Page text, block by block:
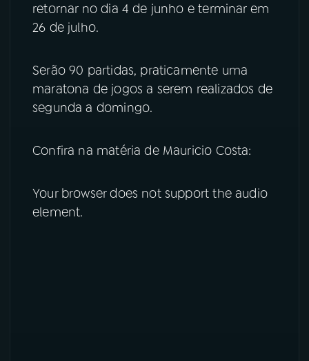
FESTIVAL DE MÚSICA
YouTube
Instagram X
retornar no dia 4 de junho e terminar em
26 de julho.
Serão 90 partidas, praticamente uma
maratona de jogos a serem realizados de
segunda a domingo.
Confira na matéria de Mauricio Costa:
Your browser does not support the audio
element.